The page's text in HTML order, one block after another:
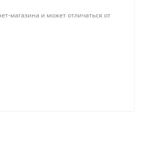
магазина и может отличаться от